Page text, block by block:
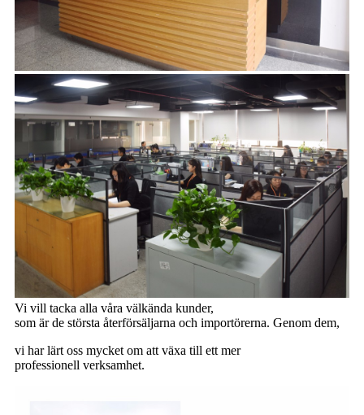
Vi vill tacka alla våra välkända kunder,
som är de största återförsäljarna och importörerna. Genom dem,
vi har lärt oss mycket om att växa till ett mer
professionell verksamhet.